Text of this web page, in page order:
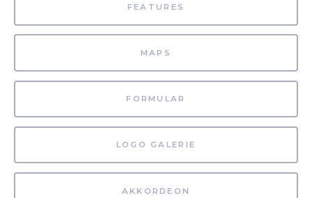
FEATURES
MAPS
FORMULAR
LOGO GALERIE
AKKORDEON